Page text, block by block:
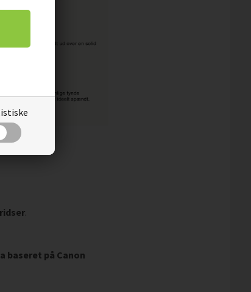
.
på Canon